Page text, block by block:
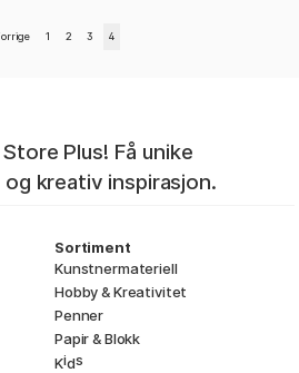
1 2 3 4
Plus! Få unike
kreativ inspirasjon.
Sortiment
Kunstnermateriell
Hobby & Kreativitet
Penner
Papir & Blokk
Kids